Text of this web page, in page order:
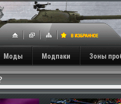
Моды Модпаки Зоны